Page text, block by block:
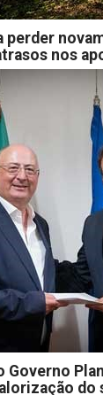
perder
nos
Governo